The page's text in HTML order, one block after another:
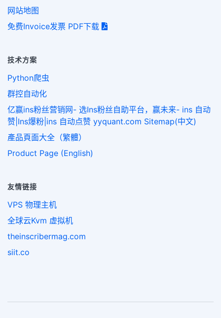
网站地图
免费Invoice发票 PDF下载
技术方案
Python爬虫
群控自动化
亿赢ins粉丝营销网- 选Ins粉丝自助平台，赢未来- ins 自动
赞|Ins爆粉|ins 自动点赞 yyquant.com Sitemap(中文)
產品頁面大全（繁體）
Product Page (English)
友情链接
VPS 物理主机
全球云Kvm 虚拟机
theinscribermag.com
siit.co